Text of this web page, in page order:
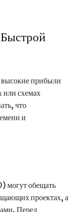
прибыли
или схемах
что
и
обещать
проектах, а
Перед